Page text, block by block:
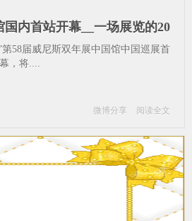
内首站开幕__一场展览的20
德艺术中心-Re-睿-第58届威
艺术-作品-威尼斯
第58届威尼斯双年展中国馆中国巡展首
，将....
展览
微博分享 阅读全文